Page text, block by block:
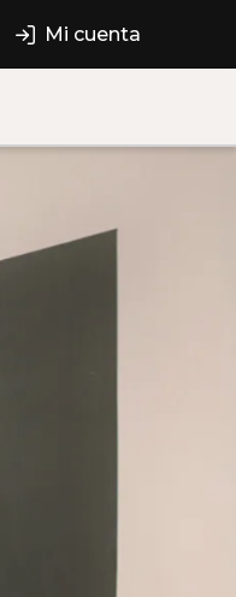
Mi cuenta